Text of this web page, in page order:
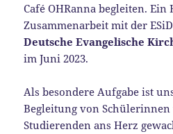
Café OHRanna begleiten.
Zusammenarbeit mit der
Deutsche Evangelische
im Juni 2023.
Als besondere Aufgabe ist
Begleitung von
Studierenden ans Herz